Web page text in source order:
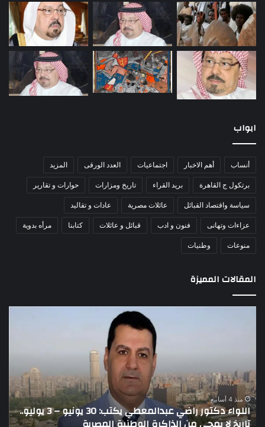
ابواب
أنساب أهم الاخبار اجتماعيات العدد الورقى المزيد
برتكول ج القاهرة بريد القراء تاريخ ومزارات حوارات و تقارير
سياسة واقتصاد القبائل عائلات مصرية عادات و تقاليد
عزاءات وتهانى فنون و ادب قبائل و عائلات كتابنا مرأه بدوية
منوعات وطنيات
المقالات المميزة
30
يونيو
–
3
يوليو..
منذ 4 أسابيع
اللواء دكتور راضي عبدالمعطي يكتب: 30 يونيو – 3 يوليو..